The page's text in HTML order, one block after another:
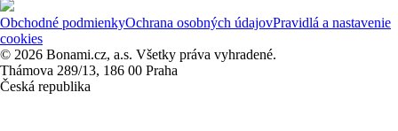
Obchodné podmienkyOchrana osobných údajovPravidlá a nastavenie
cookies
© 2026 Bonami.cz, a.s. Všetky práva vyhradené.
Thámova 289/13, 186 00 Praha
Česká republika